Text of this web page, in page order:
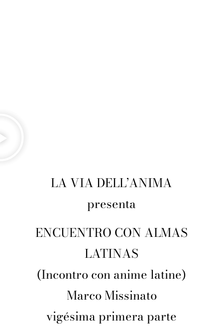
LA VIA DELL’ANIMA
presenta
ENCUENTRO CON ALMAS
LATINAS
(Incontro con anime latine)
Marco Missinato
vigésima primera parte